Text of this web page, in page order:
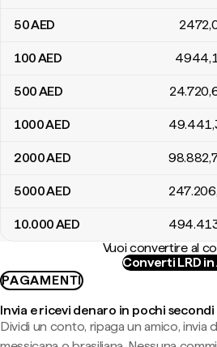
50AED 2472
100AED 4944
500AED 24.720
1000AED 49.441
2000AED 98.882
5000AED 247.206
10.000AED
Vuoi convertire al
Converti LRD in
PAGAMENTI
Invia e ricevi denaro in pochi secondi
Dividi un conto, ripaga un amico, invia